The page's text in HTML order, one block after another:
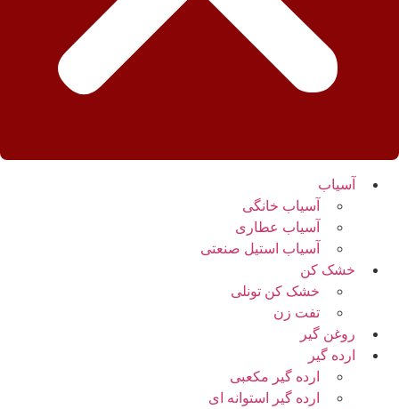
آسیاب
آسیاب خانگی
آسیاب عطاری
آسیاب استیل صنعتی
خشک کن
خشک کن تونلی
تفت زن
روغن گیر
ارده گیر
ارده گیر مکعبی
ارده گیر استوانه ای